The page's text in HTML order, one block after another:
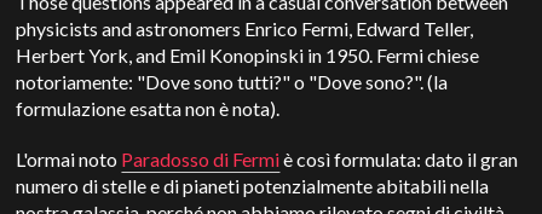
physicists and astronomers Enrico Fermi, Edward Teller,
Herbert York, and Emil Konopinski in 1950. Fermi chiese
notoriamente: "Dove sono tutti?" o "Dove sono?". (la
formulazione esatta non è nota).
L'ormai noto Paradosso di Fermiè così formulata: dato il gran
numero di stelle e di pianeti potenzialmente abitabili nella